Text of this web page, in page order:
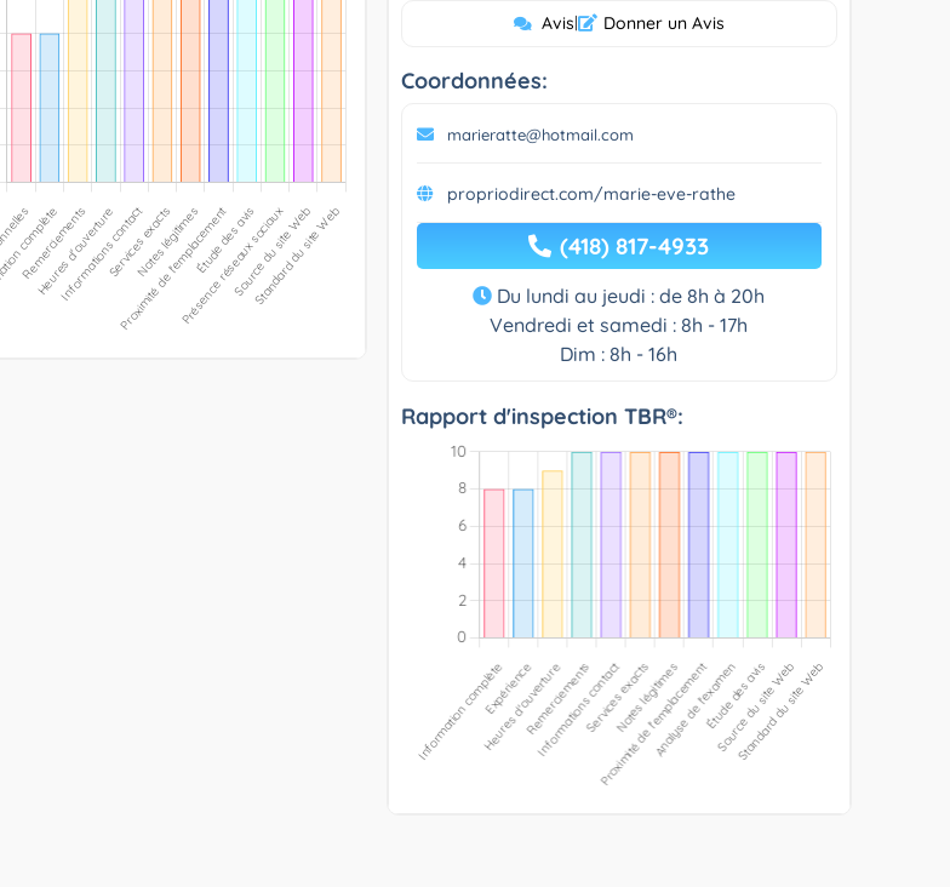
Avis| Donner un Avis
Coordonnées:
marieratte@hotmail.com
propriodirect.com/marie-eve-rathe
(418) 817-4933
Du lundi au jeudi : de 8h à 20h
Vendredi et samedi : 8h - 17h
Dim : 8h - 16h
Rapport d'inspection TBR®: